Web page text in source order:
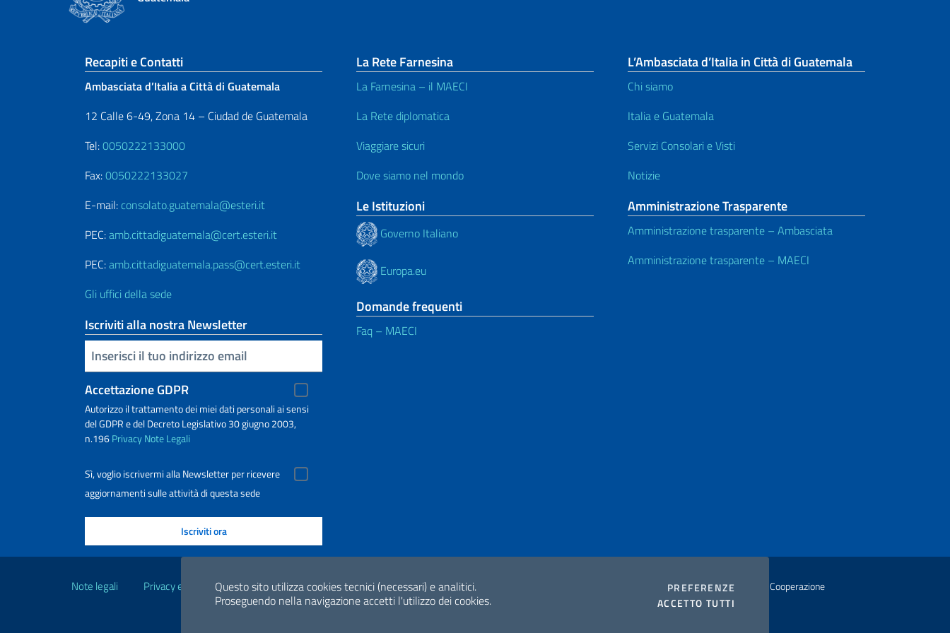
Questo sito utilizza cookies tecnici (necessari) e analitici.
Proseguendo nella navigazione accetti l'utilizzo dei cookies.
PREFERENZE COOKIES
ACCETTO TUTTI
Sezione footer
Recapiti e Contatti
Ambasciata d’Italia a Città di Guatemala
12 Calle 6-49, Zona 14 – Ciudad de Guatemala
Tel:0050222133000
Fax:0050222133027
E-mail: consolato.guatemala@esteri.it
PEC:amb.cittadiguatemala@cert.esteri.it
PEC:amb.cittadiguatemala.pass@cert.esteri.it
Gli uffici della sede
Iscriviti alla nostra Newsletter
Inserisci la tua email
Accettazione GDPR
Autorizzo il trattamento dei miei dati personali ai sensi
del GDPR e del Decreto Legislativo 30 giugno 2003,
n.196PrivacyNote Legali
Sì, voglio iscrivermi alla Newsletter per ricevere
aggiornamenti sulle attività di questa sede
La Rete Farnesina
La Farnesina – il MAECI
La Rete diplomatica
Viaggiare sicuri
Dove siamo nel mondo
Le Istituzioni
Governo Italiano
Europa.eu
Domande frequenti
Faq – MAECI
L’Ambasciata d’Italia in Città di Guatemala
Chi siamo
Italia e Guatemala
Servizi Consolari e Visti
Notizie
Amministrazione Trasparente
Amministrazione trasparente – Ambasciata
Amministrazione trasparente – MAECI
Note legali Privacy e cookie policy Dichiarazione di accessibilità
2026 Copyright Ministero degli Affari Esteri e della Cooperazione